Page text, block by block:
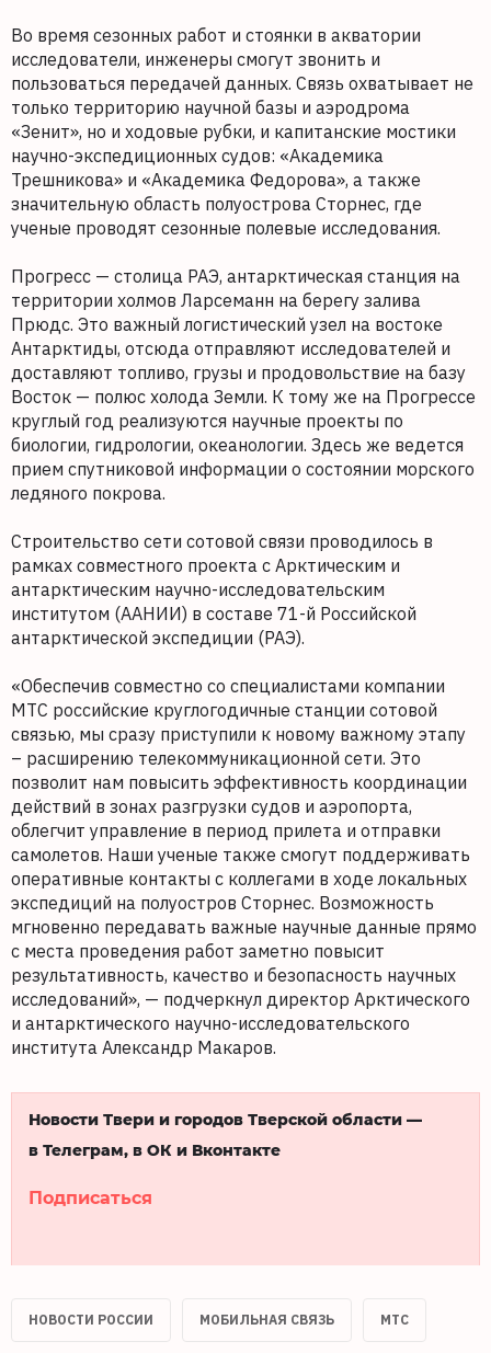
Во время сезонных работ и стоянки в акватории
исследователи, инженеры смогут звонить и
пользоваться передачей данных. Связь охватывает не
только территорию научной базы и аэродрома
«Зенит», но и ходовые рубки, и капитанские мостики
научно-экспедиционных судов: «Академика
Трешникова» и «Академика Федорова», а также
значительную область полуострова Сторнес, где
ученые проводят сезонные полевые исследования.
Прогресс — столица РАЭ, антарктическая станция на
территории холмов Ларсеманн на берегу залива
Прюдс. Это важный логистический узел на востоке
Антарктиды, отсюда отправляют исследователей и
доставляют топливо, грузы и продовольствие на базу
Восток — полюс холода Земли. К тому же на Прогрессе
круглый год реализуются научные проекты по
биологии, гидрологии, океанологии. Здесь же ведется
прием спутниковой информации о состоянии морского
ледяного покрова.
Строительство сети сотовой связи проводилось в
рамках совместного проекта с Арктическим и
антарктическим научно-исследовательским
институтом (ААНИИ) в составе 71-й Российской
антарктической экспедиции (РАЭ).
«Обеспечив совместно со специалистами компании
МТС российские круглогодичные станции сотовой
связью, мы сразу приступили к новому важному этапу
– расширению телекоммуникационной сети. Это
позволит нам повысить эффективность координации
действий в зонах разгрузки судов и аэропорта,
облегчит управление в период прилета и отправки
самолетов. Наши ученые также смогут поддерживать
оперативные контакты с коллегами в ходе локальных
экспедиций на полуостров Сторнес. Возможность
мгновенно передавать важные научные данные прямо
с места проведения работ заметно повысит
результативность, качество и безопасность научных
исследований», — подчеркнул директор Арктического
и антарктического научно-исследовательского
института Александр Макаров.
Новости Твери и городов Тверской области —
в Телеграм, в ОК и Вконтакте
Подписаться
НОВОСТИ РОССИИ МОБИЛЬНАЯ СВЯЗЬ МТС